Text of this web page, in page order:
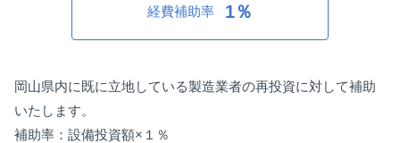
経費補助率 1％
岡山県内に既に立地している製造業者の再投資に対して補助
いたします。
補助率：設備投資額×１％